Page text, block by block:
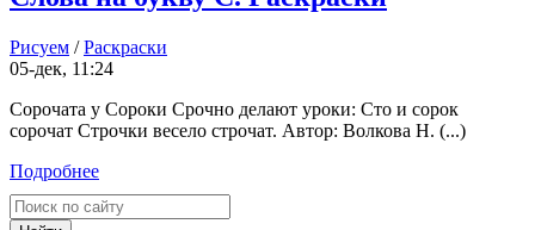
Рисуем /Раскраски
05-дек, 11:24
Сорочата у Сороки Срочно делают уроки: Сто и сорок
сорочат Строчки весело строчат. Автор: Волкова Н. (...)
Подробнее